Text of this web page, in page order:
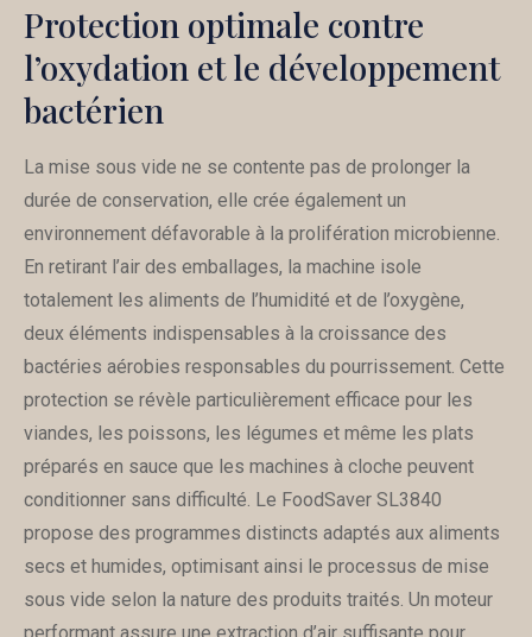
Protection optimale contre
l’oxydation et le développement
bactérien
La mise sous vide ne se contente pas de prolonger la
durée de conservation, elle crée également un
environnement défavorable à la prolifération microbienne.
En retirant l’air des emballages, la machine isole
totalement les aliments de l’humidité et de l’oxygène,
deux éléments indispensables à la croissance des
bactéries aérobies responsables du pourrissement. Cette
protection se révèle particulièrement efficace pour les
viandes, les poissons, les légumes et même les plats
préparés en sauce que les machines à cloche peuvent
conditionner sans difficulté. Le FoodSaver SL3840
propose des programmes distincts adaptés aux aliments
secs et humides, optimisant ainsi le processus de mise
sous vide selon la nature des produits traités. Un moteur